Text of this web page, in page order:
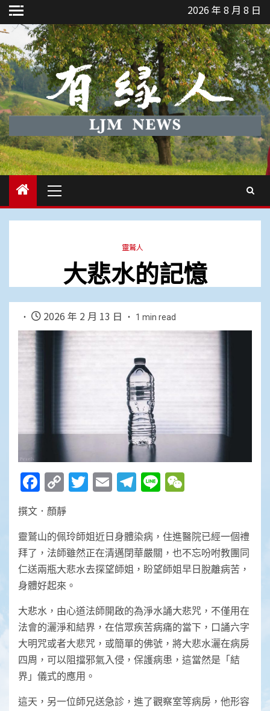
Skip
to
content
2026 年 8 月 8 日
Menu
靈鷲人
大悲水的記憶
2026 年 2 月 13 日 1 min read
Facebook
Copy
Link
Twitter
EmailTelegram
Line
撰文．顏靜
靈鷲山的佩玲師姐近日身體染病，住進醫院已經一個禮
拜了，法師雖然正在清邁閉華嚴關，也不忘吩咐教團同
仁送兩瓶大悲水去探望師姐，盼望師姐早日脫離病苦，
身體好起來。
大悲水，由心道法師開啟的為淨水誦大悲咒，不僅用在
法會的灑淨和結界，在信眾疾苦病痛的當下，口誦六字
大明咒或者大悲咒，或簡單的佛號，將大悲水灑在病房
四周，可以阻擋邪氣入侵，保護病患，這當然是「結
界」儀式的應用。
這天，另一位師兄送急診，進了觀察室等病房，他形容